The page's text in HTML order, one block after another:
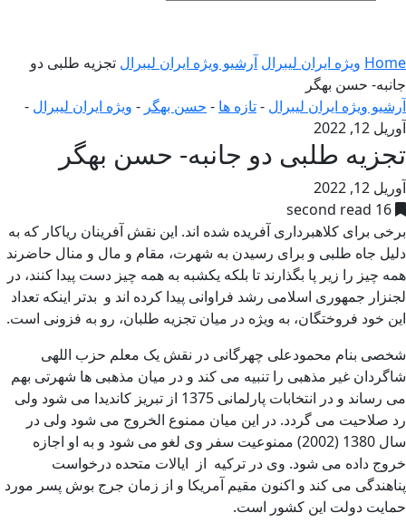
Home ویژه ایران لیبرال آرشیو ویژه ایران لیبرال تجزیه طلبی دو
جانبه- حسن بهگر
آرشیو ویژه ایران لیبرال -تازه ها - حسن بهگر - ویژه ایران لیبرال -
آوریل 12, 2022
تجزیه طلبی دو جانبه- حسن بهگر
آوریل 12, 2022
16 second read
برخی برای کلاهبرداری آفریده شده اند. این نقش آفرینان ریاکار که به
دلیل جاه طلبی و برای رسیدن به شهرت، مقام و مال و منال حاضرند
همه چیز را زیر پا بگذارند تا بلکه یکشبه به همه چیز دست پیدا کنند، در
لجنزار جمهوری اسلامی رشد فراوانی پیدا کرده اند و بدتر اینکه تعداد
این خود فروختگان، به ویژه در میان تجزیه طلبان، رو به فزونی است.
شخصی بنام محمودعلی چهرگانی در نقش یک معلم حزب اللهی
شاگردان غیر مذهبی را تنبیه می کند و در میان مذهبی ها شهرتی بهم
می رساند و در انتخابات پارلمانی 1375 از تبریز کاندیدا می شود ولی
رد صلاحیت می گردد. در این میان ممنوع الخروج می شود ولی در
سال 1380 (2002) ممنوعیت سفر وی لغو می شود و به او اجازه
خروج داده می شود. وی در ترکیه از ایالات متحده درخواست
پناهندگی می کند و اکنون مقیم آمریکا و از زمان جرج بوش پسر مورد
حمایت دولت این کشور است.